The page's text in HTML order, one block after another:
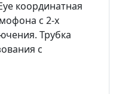
координатная
с 2-х
Трубка
с